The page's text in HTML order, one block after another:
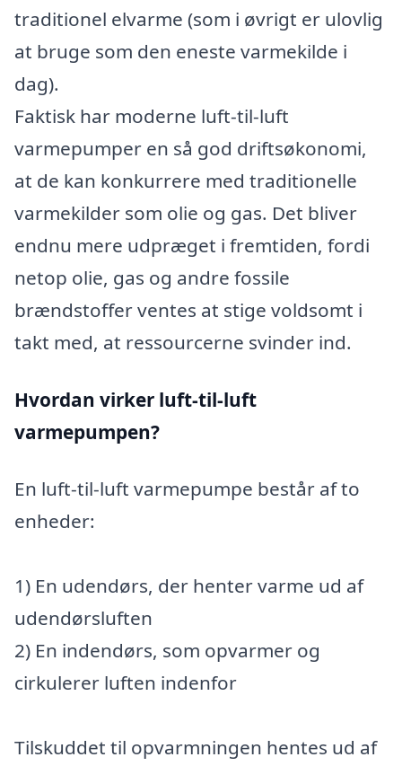
traditionel elvarme (som i øvrigt er ulovlig
at bruge som den eneste varmekilde i
dag).
Faktisk har moderne luft-til-luft
varmepumper en så god driftsøkonomi,
at de kan konkurrere med traditionelle
varmekilder som olie og gas. Det bliver
endnu mere udpræget i fremtiden, fordi
netop olie, gas og andre fossile
brændstoffer ventes at stige voldsomt i
takt med, at ressourcerne svinder ind.
Hvordan virker luft-til-luft
varmepumpen?
En luft-til-luft varmepumpe består af to
enheder:
1) En udendørs, der henter varme ud af
udendørsluften
2) En indendørs, som opvarmer og
cirkulerer luften indenfor
Tilskuddet til opvarmningen hentes ud af